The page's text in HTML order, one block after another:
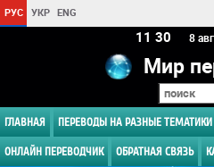
РУС УКР ENG
11 30 8
Мир
ГЛАВНАЯ ПЕРЕВОДЫ НА РАЗНЫЕ ТЕМАТИКИ
ОНЛАЙН ПЕРЕВОДЧИК ОБРАТНАЯ СВЯЗЬ